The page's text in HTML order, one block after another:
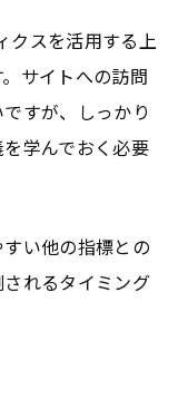
クスを活用する上
サイトへの訪問
すが、しっかり
学んでおく必要
すい他の指標との
れるタイミング